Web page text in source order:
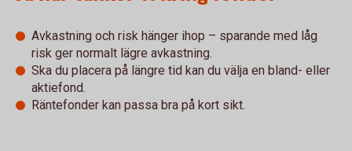
Avkastning och risk hänger ihop – sparande med låg
risk ger normalt lägre avkastning.
Ska du placera på längre tid kan du välja en bland- eller
aktiefond.
Räntefonder kan passa bra på kort sikt.